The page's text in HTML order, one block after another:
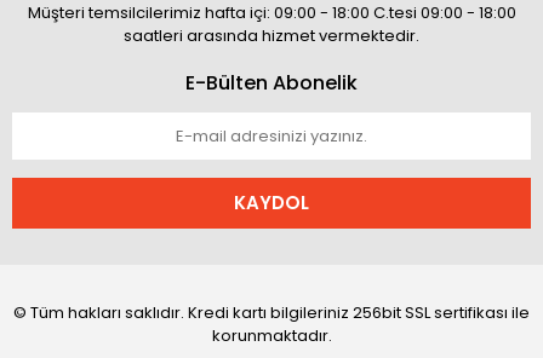
Müşteri temsilcilerimiz hafta içi: 09:00 - 18:00 C.tesi 09:00 - 18:00
saatleri arasında hizmet vermektedir.
E-Bülten Abonelik
KAYDOL
© Tüm hakları saklıdır. Kredi kartı bilgileriniz 256bit SSL sertifikası ile
korunmaktadır.